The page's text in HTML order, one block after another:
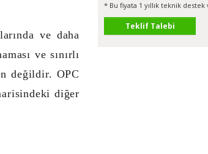
ve daha
ve sınırlı
değildir. OPC
diğer
* Bu fiyata 1 yıllık teknik destek
Teklif Talebi